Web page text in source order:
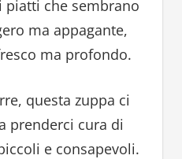
piatti che sembrano
ma appagante,
ma profondo.
questa zuppa ci
prenderci cura di
e consapevoli.